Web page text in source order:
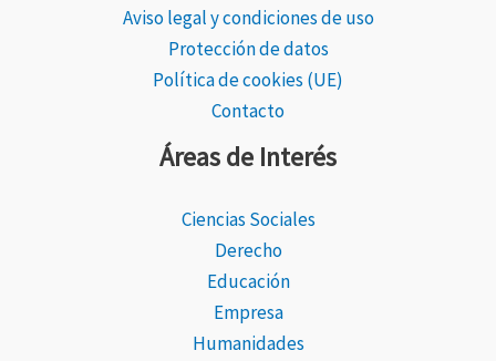
Aviso legal y condiciones de uso
Protección de datos
Política de cookies (UE)
Contacto
Áreas de Interés
Ciencias Sociales
Derecho
Educación
Empresa
Humanidades